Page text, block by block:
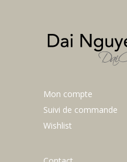
Mon compte
Suivi de commande
Wishlist